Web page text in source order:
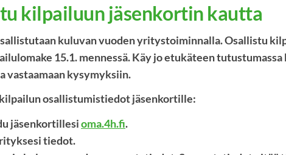
kilpailuun jäsenkortin kautta
kuluvan vuoden yritystoiminnalla. Osallistu
15.1. mennessä. Käy jo etukäteen
vastaamaan kysymyksiin.
osallistumistiedot jäsenkortille:
jäsenkortillesioma.4h.fi.
tiedot.